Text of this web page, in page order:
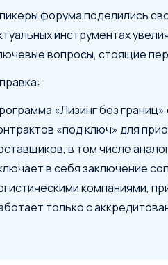
форума поделились
инструментах
вопросы, стоящие
«Лизинг без
«под ключ» для
в том числе
в себя заключение
компаниями,
только с